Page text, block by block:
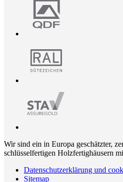
Wir sind ein in Europa geschätzter,
schlüsselfertigen Holzfertighäusern
Datenschutzerklärung und
Sitemap